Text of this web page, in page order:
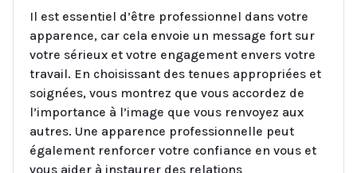
Il est essentiel d’être professionnel dans votre
apparence, car cela envoie un message fort sur
votre sérieux et votre engagement envers votre
travail. En choisissant des tenues appropriées et
soignées, vous montrez que vous accordez de
l’importance à l’image que vous renvoyez aux
autres. Une apparence professionnelle peut
également renforcer votre confiance en vous et
vous aider à instaurer des relations